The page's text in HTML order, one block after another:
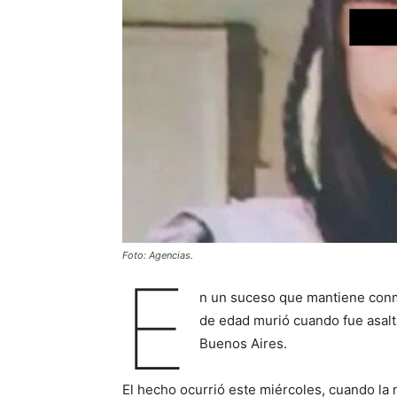
Foto: Agencias.
E
n un suceso que mantiene
de edad murió cuando fue
Buenos Aires.
El hecho ocurrió este miércoles, cuando la